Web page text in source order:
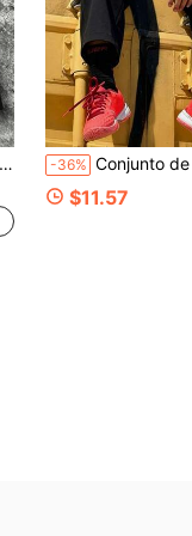
-36% Conjunto de sudadera de cuello redondo con estampado de letras minimalista y
$11.57